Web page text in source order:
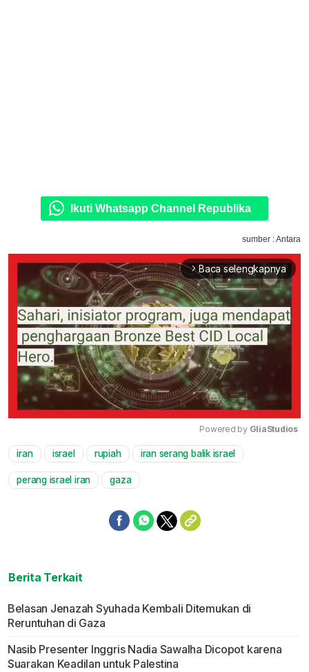
Ikuti Whatsapp Channel Republika
sumber : Antara
arrow_forward_ios Baca selengkapnya
Powered by GliaStudios
iran israel rupiah iran serang balik israel
perang israel iran gaza
Berita Terkait
Belasan Jenazah Syuhada Kembali Ditemukan di
Reruntuhan di Gaza
Nasib Presenter Inggris Nadia Sawalha Dicopot karena
Suarakan Keadilan untuk Palestina